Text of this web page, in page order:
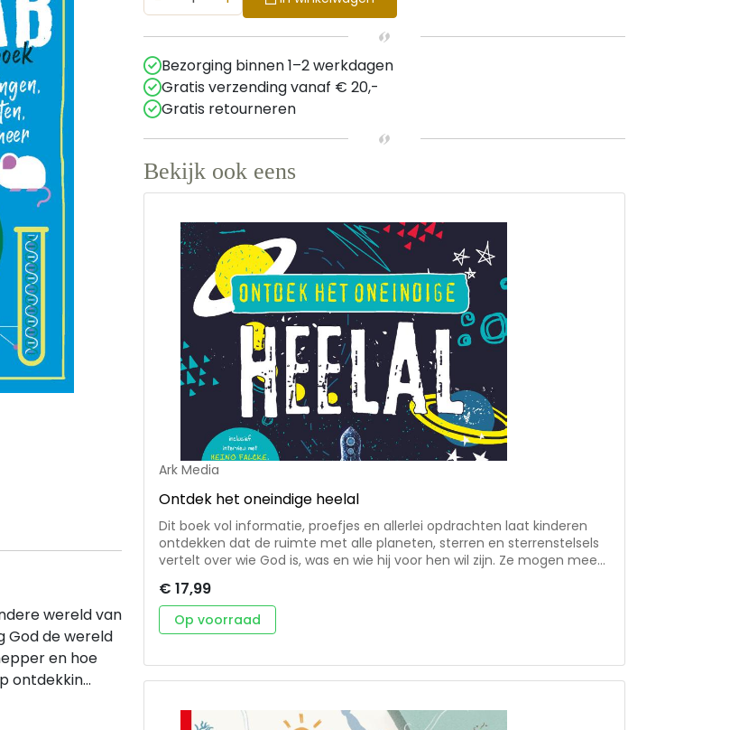
wereld van
God de wereld
en hoe
ontdekkin...
Bezorging binnen 1–2 werkdagen
Gratis verzending vanaf € 20,-
Gratis retourneren
Bekijk ook eens
Ark Media
Ontdek het oneindige heelal
Dit boek vol informatie, proefjes en allerlei opdrachten laat kinderen
ontdekken dat de ruimte met alle planeten, sterren en sterrenstelsels
vertelt over wie God is, was en wie hij voor hen wil zijn. Ze mogen mee
grootheid van het heelal. Begrijpen waarom we wel op aarde kunnen
leven en op de andere planeten niet. En meer te weten komen over de
sterren: hoe ze zijn ontstaan en hoe ze eindigen. 'Ontdek het oneindige
schepping heet!
€ 17,99
Op voorraad